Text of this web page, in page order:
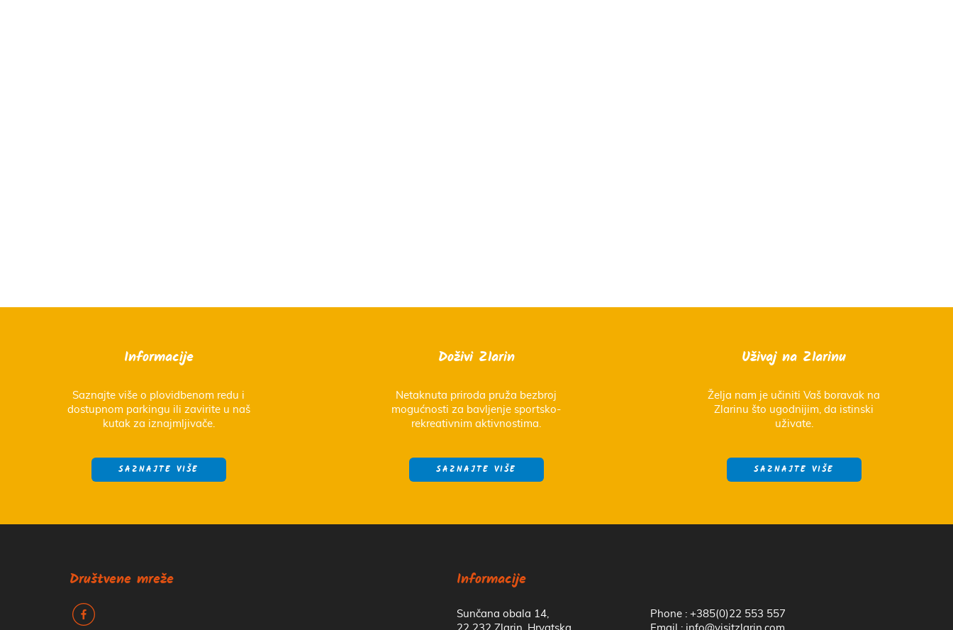
Informacije
Saznajte više o plovidbenom redu i
dostupnom parkingu ili zavirite u naš
kutak za iznajmljivače.
SAZNAJTE VIŠE
Doživi Zlarin
Netaknuta priroda pruža bezbroj
mogućnosti za bavljenje sportsko-
rekreativnim aktivnostima.
SAZNAJTE VIŠE
Uživaj na Zlarinu
Želja nam je učiniti Vaš boravak na
Zlarinu što ugodnijim, da istinski
uživate.
SAZNAJTE VIŠE
Društvene mreže
k
Informacije
Sunčana obala 14,
Phone : +385(0)22 553 557